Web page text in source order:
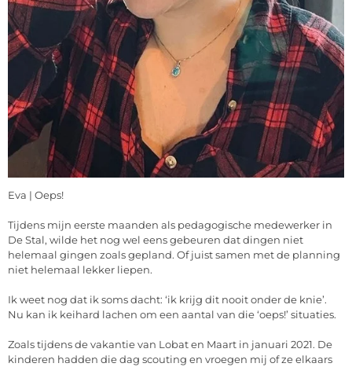
Eva | Oeps!
Tijdens mijn eerste maanden als pedagogische medewerker in
De Stal, wilde het nog wel eens gebeuren dat dingen niet
helemaal gingen zoals gepland. Of juist samen met de planning
niet helemaal lekker liepen.
Ik weet nog dat ik soms dacht: ‘ik krijg dit nooit onder de knie’.
Nu kan ik keihard lachen om een aantal van die ‘oeps!’ situaties.
Zoals tijdens de vakantie van Lobat en Maart in januari 2021. De
kinderen hadden die dag scouting en vroegen mij of ze elkaars